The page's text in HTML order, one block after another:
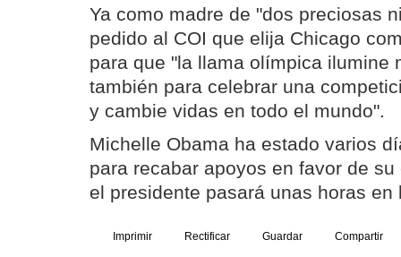
Ya como madre de "dos preciosas
pedido al COI que elija Chicago
para que "la llama olímpica ilumine
también para celebrar una
y cambie vidas en todo el mundo".
Michelle Obama ha estado varios
para recabar apoyos en favor de
el presidente pasará unas horas en
Imprimir Rectificar Guardar Compartir